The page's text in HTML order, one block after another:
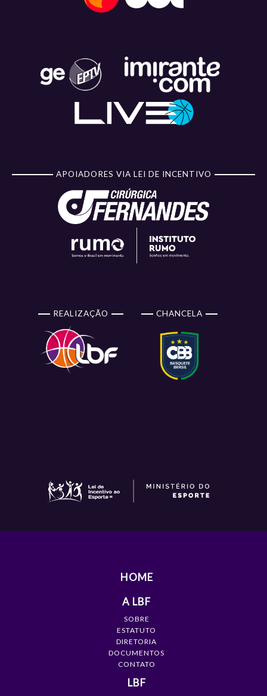
APOIADORES VIA LEI DE INCENTIVO
REALIZAÇÃO CHANCELA
HOME
A LBF
SOBRE
ESTATUTO
DIRETORIA
DOCUMENTOS
CONTATO
LBF